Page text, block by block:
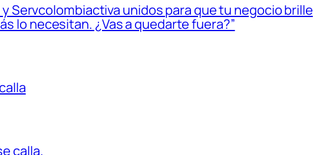
Servcolombiactiva unidos para que tu negocio brille
lo necesitan. ¿Vas a quedarte fuera?”
calla.